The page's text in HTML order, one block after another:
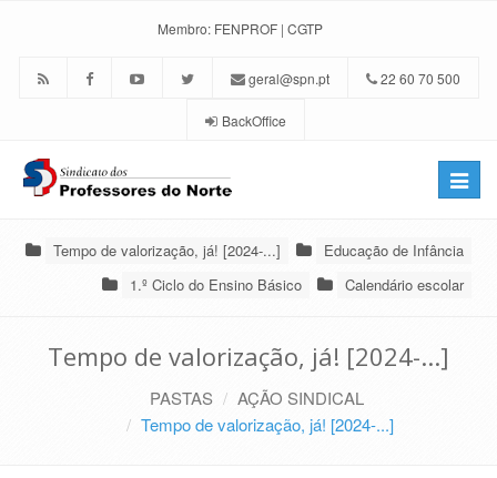
Membro: FENPROF | CGTP
geral@spn.pt 22 60 70 500
BackOffice
Toggle
Tempo de valorização, já! [2024-...]
Educação de Infância
1.º Ciclo do Ensino Básico
Calendário escolar
Tempo de valorização, já! [2024-...]
PASTAS
AÇÃO SINDICAL
Tempo de valorização, já! [2024-...]